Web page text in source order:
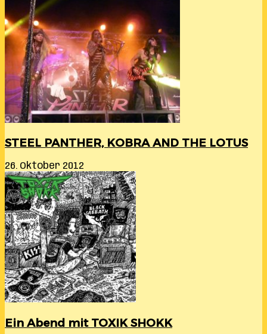
STEEL PANTHER, KOBRA AND THE LOTUS
26. Oktober 2012
Ein Abend mit TOXIK SHOKK